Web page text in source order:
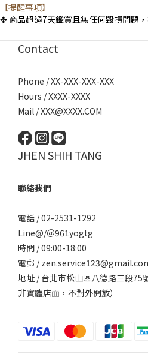
【提醒事項】
✤ 商品超過7天鑑賞且無任何毀損問題
Contact
Phone / XX-XXX-XXX-XXX
Hours / XXXX-XXXX
Mail / XXX@XXXX.COM
JHEN SHIH TANG
聯絡我們
電話 / 02-2531-1292
Line@/＠961yogtg
時間 / 09:00-18:00
電郵 /
地址 / 台北巿松山區八德路三段75
非實體店面，不對外開放）